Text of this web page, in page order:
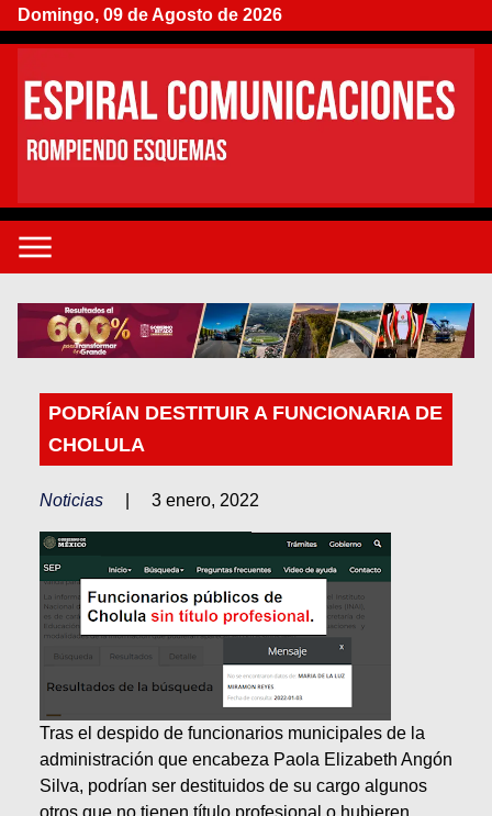
Domingo, 09 de Agosto de 2026
PODRÍAN DESTITUIR A FUNCIONARIA DE
CHOLULA
Noticias 3 enero, 2022
Tras el despido de funcionarios municipales de la
administración que encabeza Paola Elizabeth Angón
Silva, podrían ser destituidos de su cargo algunos
otros que no tienen título profesional o hubieren